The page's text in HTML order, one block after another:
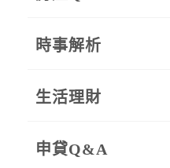
時事解析
生活理財
申貸Q&A